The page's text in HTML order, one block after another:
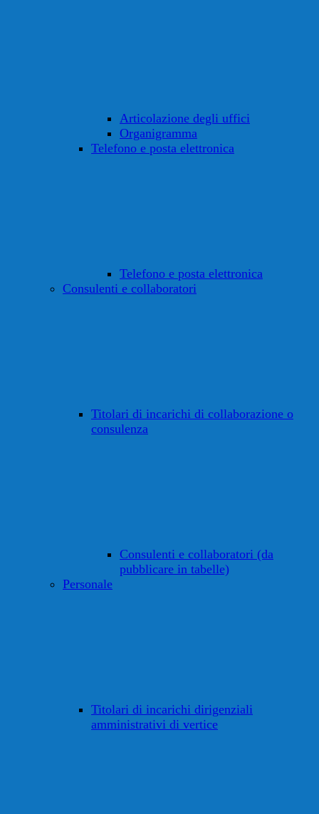
Articolazione degli uffici
Organigramma
Telefono e posta elettronica
Telefono e posta elettronica
Consulenti e collaboratori
Titolari di incarichi di collaborazione o
consulenza
Consulenti e collaboratori (da
pubblicare in tabelle)
Personale
Titolari di incarichi dirigenziali
amministrativi di vertice